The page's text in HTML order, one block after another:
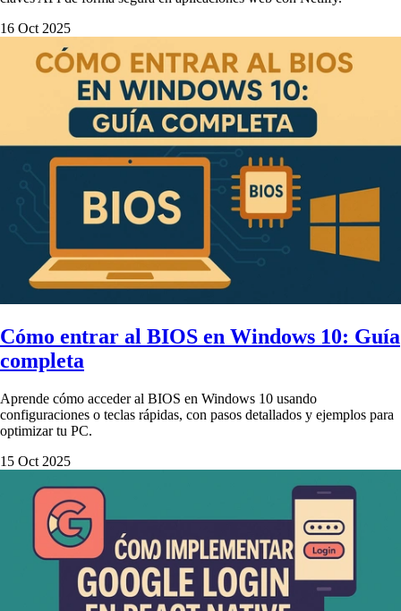
16 Oct 2025
Cómo entrar al BIOS en Windows 10: Guía
completa
Aprende cómo acceder al BIOS en Windows 10 usando
configuraciones o teclas rápidas, con pasos detallados y ejemplos para
optimizar tu PC.
15 Oct 2025